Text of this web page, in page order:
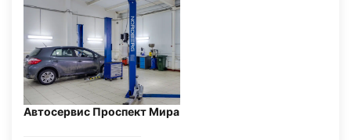
Автосервис Проспект Мира